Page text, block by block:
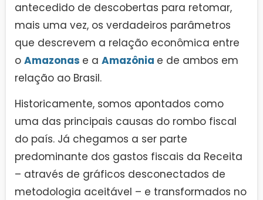
antecedido de descobertas para retomar,
mais uma vez, os verdadeiros parâmetros
que descrevem a relação econômica entre
o Amazonas e a Amazônia e de ambos em
relação ao Brasil.
Historicamente, somos apontados como
uma das principais causas do rombo fiscal
do país. Já chegamos a ser parte
predominante dos gastos fiscais da Receita
– através de gráficos desconectados de
metodologia aceitável – e transformados no